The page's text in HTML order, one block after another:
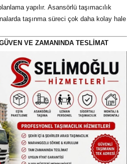
yapılır. Asansörlü taşımacılık
taşınma süreci çok daha kolay hale
VE ZAMANINDA TESLİMAT